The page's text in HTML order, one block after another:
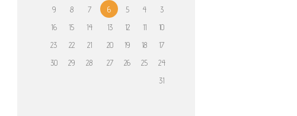
3
4
5
6
7
8
9
10
11
12
13
14
15
16
17
18
19
20
21
22
23
24
25
26
27
28
29
30
31